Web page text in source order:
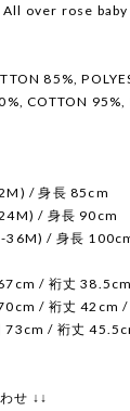
All over rose
85%,
COTTON 95%,
/ 身長 85cm
/ 身長 90cm
36M) / 身長
/ 裄丈
/ 裄丈 42cm
73cm / 裄丈
せ ↓↓